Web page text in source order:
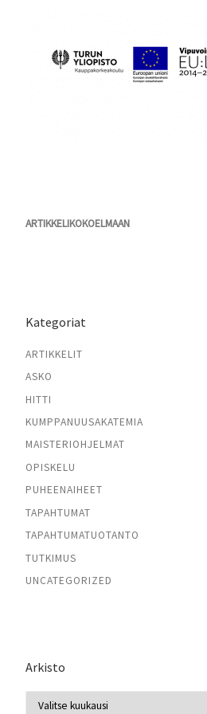
ARTIKKELIKOKOELMAAN
Kategoriat
ARTIKKELIT
ASKO
HITTI
KUMPPANUUSAKATEMIA
MAISTERIOHJELMAT
OPISKELU
PUHEENAIHEET
TAPAHTUMAT
TAPAHTUMATUOTANTO
TUTKIMUS
UNCATEGORIZED
Arkisto